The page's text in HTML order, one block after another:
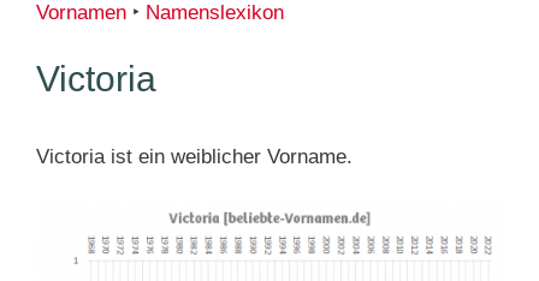
Vornamen ‣ Namenslexikon
Victoria
Victoria ist ein weiblicher Vorname.